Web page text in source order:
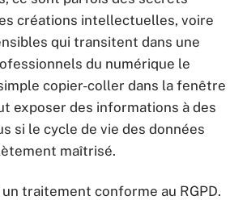
créations intellectuelles, voire
qui transitent dans une
du numérique le
copier-coller dans la fenêtre
exposer des informations à des
si le cycle de vie des données
maîtrisé.
traitement conforme au RGPD.